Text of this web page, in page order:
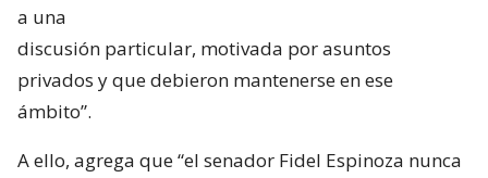
a una
discusión particular, motivada por asuntos
privados y que debieron mantenerse en ese
ámbito”.
A ello, agrega que “el senador Fidel Espinoza nunca